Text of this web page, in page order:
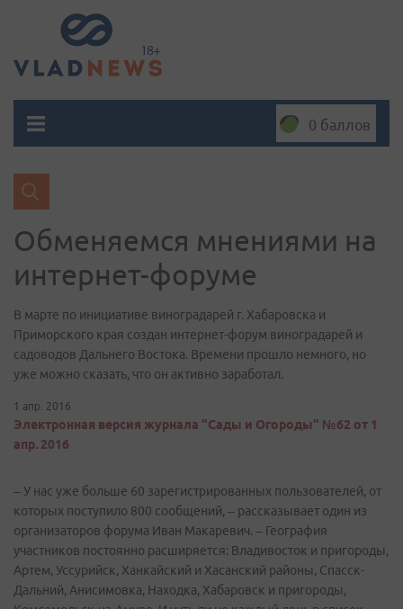
0 баллов
Обменяемся мнениями на
интернет-форуме
В марте по инициативе виноградарей г. Хабаровска и
Приморского края создан интернет-форум виноградарей и
садоводов Дальнего Востока. Времени прошло немного, но
уже можно сказать, что он активно заработал.
1 апр. 2016
Электронная версия журнала "Сады и Огороды" №62 от 1
апр. 2016
– У нас уже больше 60 зарегистрированных пользователей, от
которых поступило 800 сообщений, – рассказывает один из
организаторов форума Иван Макаревич. – География
участников постоянно расширяется: Владивосток и пригороды,
Артем, Уссурийск, Ханкайский и Хасанский районы, Спасск-
Дальний, Анисимовка, Находка, Хабаровск и пригороды,